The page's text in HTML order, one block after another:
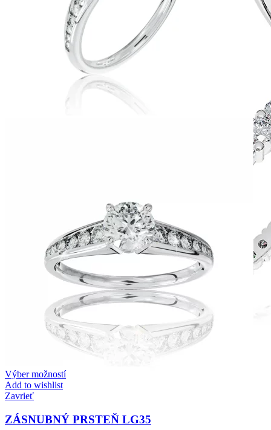
Výber možností
Add to wishlist
Zavrieť
ZÁSNUBNÝ PRSTEŇ LG35